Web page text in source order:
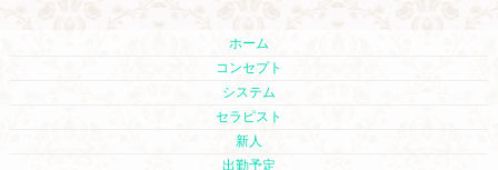
ホーム
コンセプト
システム
セラピスト
新人
出勤予定